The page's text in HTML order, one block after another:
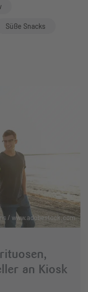
Süße Snacks
/ www.adobestock.com
an Kiosk